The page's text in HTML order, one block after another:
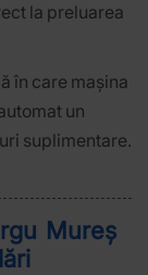
la preluarea
în care mașina
un
suplimentare.
Mureș